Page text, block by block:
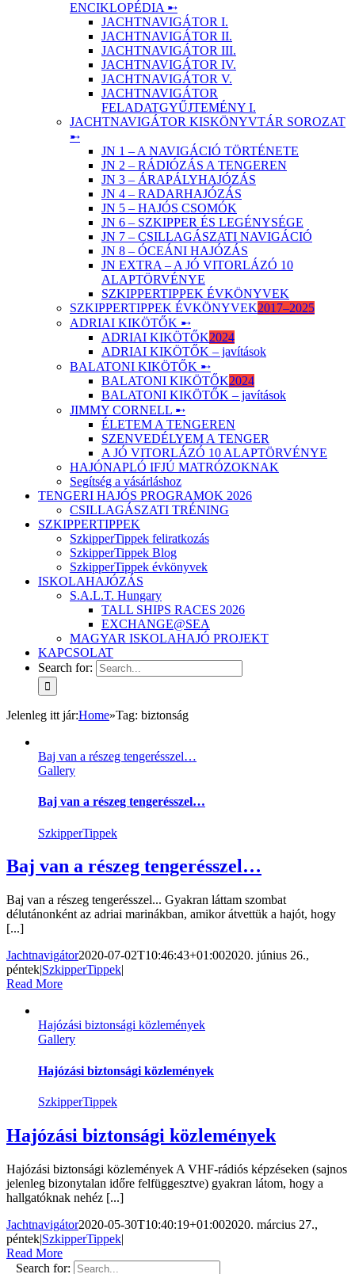
ENCIKLOPÉDIA ➸
JACHTNAVIGÁTOR I.
JACHTNAVIGÁTOR II.
JACHTNAVIGÁTOR III.
JACHTNAVIGÁTOR IV.
JACHTNAVIGÁTOR V.
JACHTNAVIGÁTOR
FELADATGYŰJTEMÉNY I.
JACHTNAVIGÁTOR KISKÖNYVTÁR SOROZAT
➸
JN 1 – A NAVIGÁCIÓ TÖRTÉNETE
JN 2 – RÁDIÓZÁS A TENGEREN
JN 3 – ÁRAPÁLYHAJÓZÁS
JN 4 – RADARHAJÓZÁS
JN 5 – HAJÓS CSOMÓK
JN 6 – SZKIPPER ÉS LEGÉNYSÉGE
JN 7 – CSILLAGÁSZATI NAVIGÁCIÓ
JN 8 – ÓCEÁNI HAJÓZÁS
JN EXTRA – A JÓ VITORLÁZÓ 10
ALAPTÖRVÉNYE
SZKIPPERTIPPEK ÉVKÖNYVEK
SZKIPPERTIPPEK ÉVKÖNYVEK2017–2025
ADRIAI KIKÖTŐK ➸
ADRIAI KIKÖTŐK2024
ADRIAI KIKÖTŐK – javítások
BALATONI KIKÖTŐK ➸
BALATONI KIKÖTŐK2024
BALATONI KIKÖTŐK – javítások
JIMMY CORNELL ➸
ÉLETEM A TENGEREN
SZENVEDÉLYEM A TENGER
A JÓ VITORLÁZÓ 10 ALAPTÖRVÉNYE
HAJÓNAPLÓ IFJÚ MATRÓZOKNAK
Segítség a vásárláshoz
TENGERI HAJÓS PROGRAMOK 2026
CSILLAGÁSZATI TRÉNING
SZKIPPERTIPPEK
SzkipperTippek feliratkozás
SzkipperTippek Blog
SzkipperTippek évkönyvek
ISKOLAHAJÓZÁS
S.A.L.T. Hungary
TALL SHIPS RACES 2026
EXCHANGE@SEA
MAGYAR ISKOLAHAJÓ PROJEKT
KAPCSOLAT
Search for:
Jelenleg itt jár:Home»Tag: biztonság
Baj van a részeg tengerésszel…
Gallery
Baj van a részeg tengerésszel…
SzkipperTippek
Baj van a részeg tengerésszel…
Baj van a részeg tengerésszel... Gyakran láttam szombat
délutánonként az adriai marinákban, amikor átvettük a hajót, hogy
[...]
Jachtnavigátor2020-07-02T10:46:43+01:002020. június 26.,
péntek|SzkipperTippek|
Read More
Hajózási biztonsági közlemények
Gallery
Hajózási biztonsági közlemények
SzkipperTippek
Hajózási biztonsági közlemények
Hajózási biztonsági közlemények A VHF-rádiós képzéseken (sajnos
jelenleg bizonytalan időre felfüggesztve) gyakran látom, hogy a
hallgatóknak nehéz [...]
Jachtnavigátor2020-05-30T10:40:19+01:002020. március 27.,
péntek|SzkipperTippek|
Read More
Search for: